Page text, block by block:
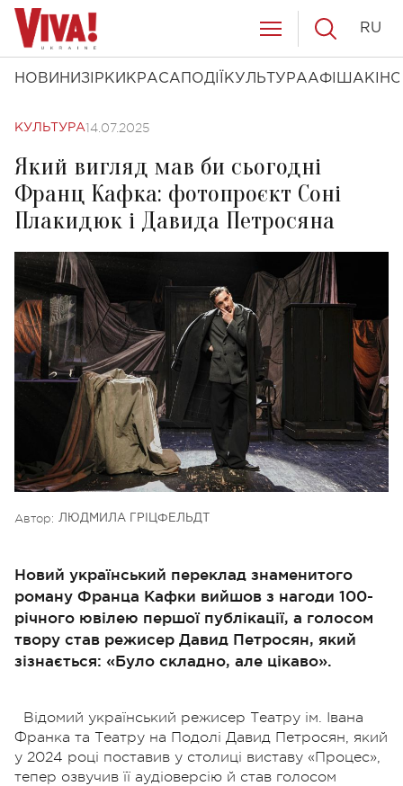
НОВИНИ ЗІРКИ КРАСА ПОДІЇ КУЛЬТУРААФІША КІНО
RU
КУЛЬТУРА14.07.2025
Який вигляд мав би сьогодні
Франц Кафка: фотопроєкт Соні
Плакидюк і Давида Петросяна
Автор: ЛЮДМИЛА ГРІЦФЕЛЬДТ
Новий український переклад знаменитого
роману Франца Кафки вийшов з нагоди 100-
річного ювілею першої публікації, а голосом
твору став режисер Давид Петросян, який
зізнається: «Було складно, але цікаво».
Відомий український режисер Театру ім. Івана
Франка та Театру на Подолі Давид Петросян, який
у 2024 році поставив у столиці виставу «Процес»,
тепер озвучив її аудіоверсію й став голосом